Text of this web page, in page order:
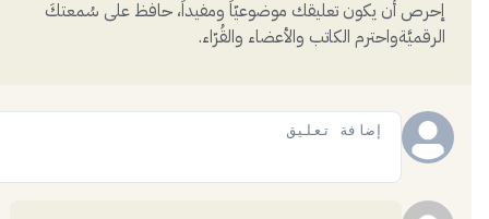
إحرص أن يكون تعليقك موضوعيّاً ومفيداً، حافظ على سُمعتكَ
الرقميَّةواحترم الكاتب والأعضاء والقُرّاء.